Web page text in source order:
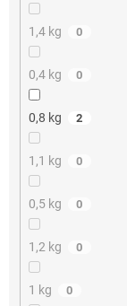
1,4 kg 0
0,4 kg 0
0,8 kg 2
1,1 kg 0
0,5 kg 0
1,2 kg 0
1 kg 0